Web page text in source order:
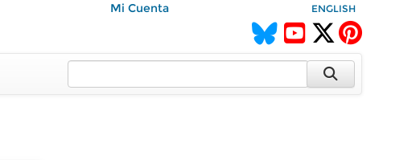
Mi Cuenta ENGLISH